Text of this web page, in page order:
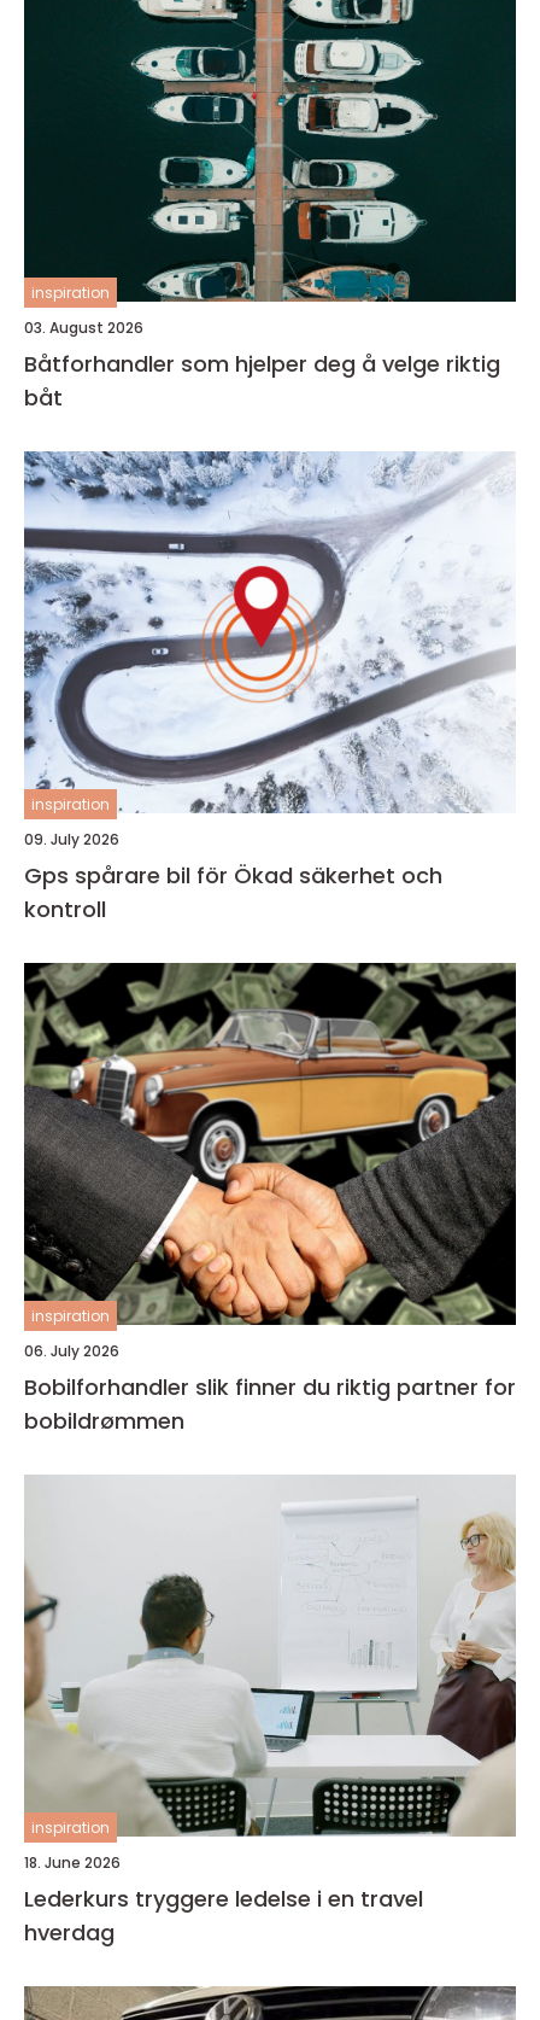
inspiration
03. August 2026
Båtforhandler som hjelper deg å velge riktig
båt
inspiration
09. July 2026
Gps spårare bil för Ökad säkerhet och
kontroll
inspiration
06. July 2026
Bobilforhandler slik finner du riktig partner for
bobildrømmen
inspiration
18. June 2026
Lederkurs tryggere ledelse i en travel
hverdag